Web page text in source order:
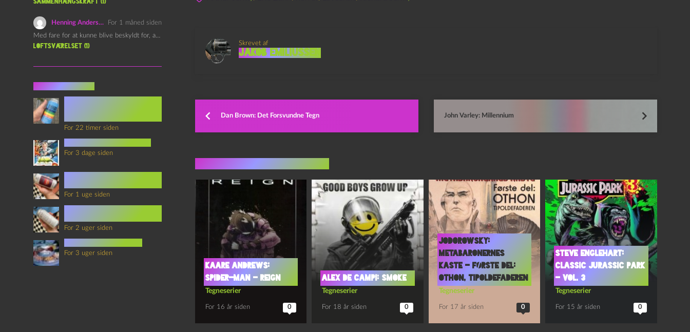
Skrevet af
Jakob Emiliussen
Dan Brown: Det Forsvundne Tegn John Varley: Millennium
Kaare Andrews:
Spider-Man – Reign
Tegneserier
For 16 år siden 0
Alex De Campi: Smoke
Tegneserier
For 18 år siden 0
Jodorowsky:
Metabaronernes
Kaste – Første del:
Othon, tipoldefaderen
Tegneserier
For 17 år siden 0
Steve Englehart:
Classic Jurassic Park
– vol. 3
Tegneserier
For 15 år siden 0
Henning Andersen
For 1 måned siden
Med fare for at kunne blive beskyldt for, at være…
Loftsværelset (1)
For 22 timer siden
For 3 dage siden
For 1 uge siden
For 2 uger siden
For 3 uger siden